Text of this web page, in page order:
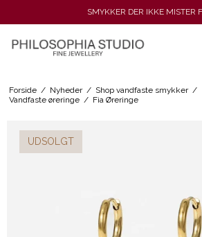
SMYKKER DER IKKE MISTER FARVE
Forside / Nyheder / Shop vandfaste smykker /
Vandfaste øreringe / Fia Øreringe
UDSOLGT